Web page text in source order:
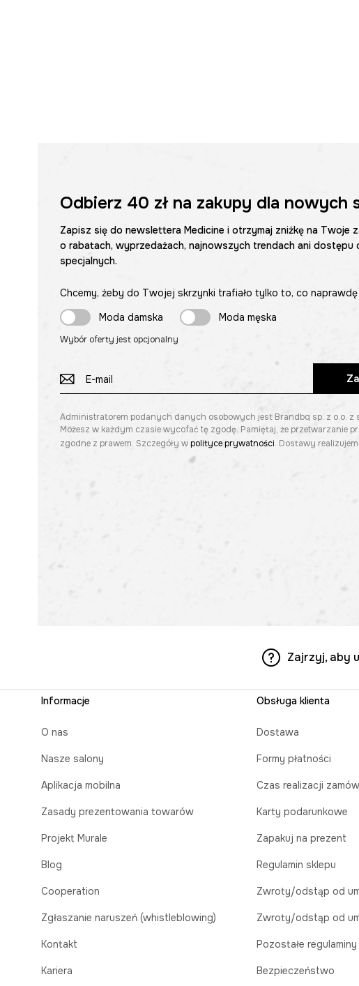
Odbierz 40 złna zakupy dla nowych
Zapisz się do newslettera Medicine i otrzymaj zniżkę na Twoje
o rabatach, wyprzedażach, najnowszych trendach ani
specjalnych.
Chcemy, żeby do Twojej skrzynki trafiało tylko to, co
Moda damska
Moda męska
Wybór oferty jest opcjonalny
Administratorem podanych danych osobowych jest Brandbq sp. z o.o. z
Możesz w każdym czasie wycofać tę zgodę. Pamiętaj, że
zgodne z prawem. Szczegóły wpolityce prywatności. Dostawy
Zajrzyj, aby
Informacje
O nas
Nasze salony
Aplikacja mobilna
Zasady prezentowania towarów
Projekt Murale
Blog
Cooperation
Zgłaszanie naruszeń (whistleblowing)
Kontakt
Kariera
Obsługa klienta
Dostawa
Formy płatności
Czas realizacji
Karty podarunkowe
Zapakuj na prezent
Regulamin sklepu
Zwroty/odstąp od
Zwroty/odstąp od
Pozostałe regulaminy
Bezpieczeństwo